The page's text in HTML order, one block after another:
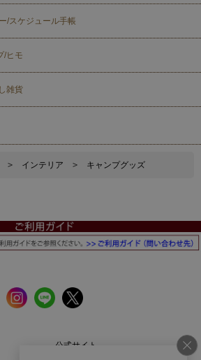
/スケジュール手帳
/ヒモ
雑貨
> インテリア > キャンプグッズ
公式サイト